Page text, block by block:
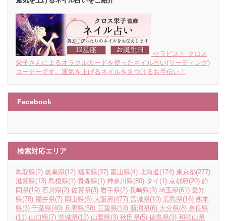
セラピスト クロス
栄子さんによるオラクルカードを使ったネイル占い(リーディング)
コーナーです。運気を上げるネイルを見つけるお手伝い！
Facebook
検索対応エリア
鳥取県(2) 岐阜県(12) 福岡県(37) 富山県(4) 北海道(174) 東京都(277)
滋賀県(13) 島根県(1) 青森県(1) 神奈川県(80) タイ (1) 京都府(20) 静
岡県(19) 石川県(2) 佐賀県(3) 岩手県(2) 長崎県(3) 埼玉県(61) 愛知
県(78) 福井県(7) 岡山県(6) 大阪府(477) 宮城県(10) 広島県(16) 熊本
県(3) 千葉県(40) 兵庫県(58) 三重県(14) 新潟県(6) 大分県(8) 奈良県
(11) 山口県(7) 茨城県(12) 山梨県(3) 秋田県(5) 徳島県(3) 和歌山県